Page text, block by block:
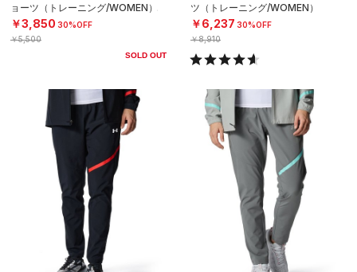
ョーツ（トレーニング/WOMEN）
￥3,850 30%OFF
￥5,500
SOLD OUT
ツ（トレーニング/WOMEN）
￥6,237 30%OFF
￥8,910